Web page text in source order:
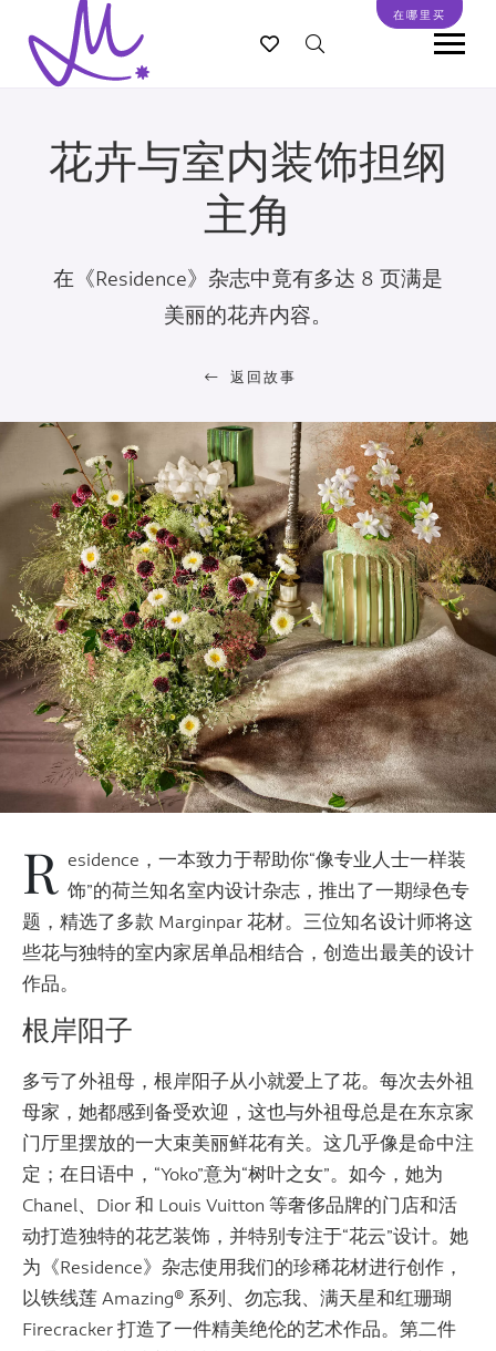
在哪里买
花卉与室内装饰担纲
主角
在《Residence》杂志中竟有多达 8 页满是
美丽的花卉内容。
返回故事
R esidence，一本致力于帮助你“像专业人士一样装
饰”的荷兰知名室内设计杂志，推出了一期绿色专
题，精选了多款 Marginpar 花材。三位知名设计师将这
些花与独特的室内家居单品相结合，创造出最美的设计
作品。
根岸阳子
多亏了外祖母，根岸阳子从小就爱上了花。每次去外祖
母家，她都感到备受欢迎，这也与外祖母总是在东京家
门厅里摆放的一大束美丽鲜花有关。这几乎像是命中注
定；在日语中，“Yoko”意为“树叶之女”。如今，她为
Chanel、Dior 和 Louis Vuitton 等奢侈品牌的门店和活
动打造独特的花艺装饰，并特别专注于“花云”设计。她
为《Residence》杂志使用我们的珍稀花材进行创作，
以铁线莲 Amazing® 系列、勿忘我、满天星和红珊瑚
Firecracker 打造了一件精美绝伦的艺术作品。第二件